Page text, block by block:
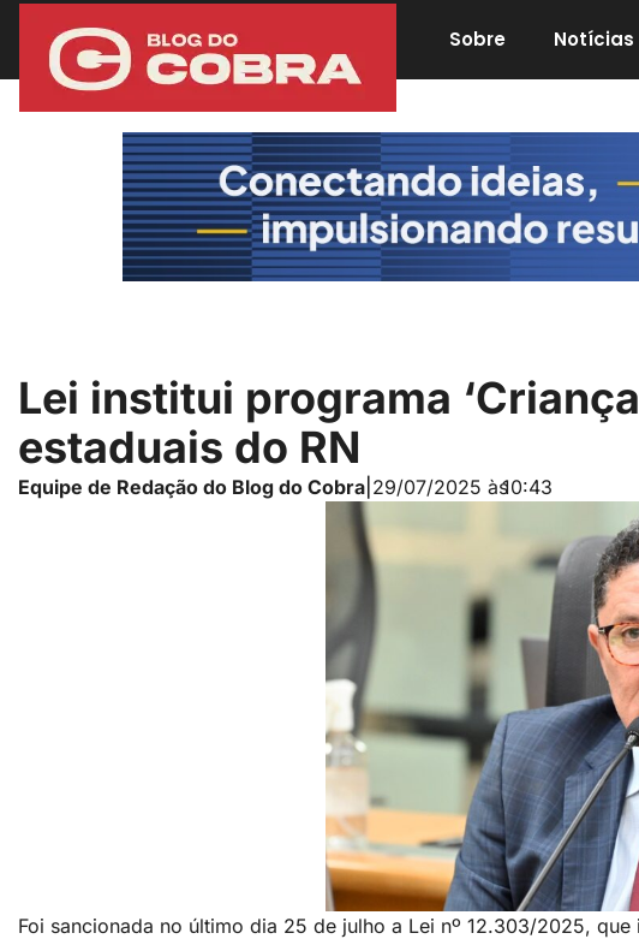
Sobre Notícias
Lei institui programa
estaduais do RN
Equipe de Redação do Blog do Cobra 29/07/2025 às10:43
Foi sancionada no último dia 25 de julho a Lei nº 12.303/2025,